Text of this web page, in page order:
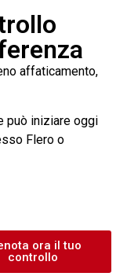
affaticamento,
può iniziare oggi
Flero o
ora il tuo
controllo